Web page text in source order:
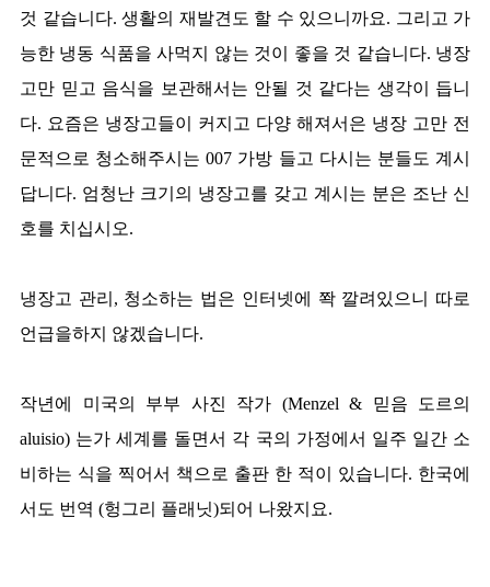
것 같습니다. 생활의 재발견도 할 수 있으니까요. 그리고 가
능한 냉동 식품을 사먹지 않는 것이 좋을 것 같습니다. 냉장
고만 믿고 음식을 보관해서는 안될 것 같다는 생각이 듭니
다. 요즘은 냉장고들이 커지고 다양 해져서은 냉장 고만 전
문적으로 청소해주시는 007 가방 들고 다시는 분들도 계시
답니다. 엄청난 크기의 냉장고를 갖고 계시는 분은 조난 신
호를 치십시오.
냉장고 관리, 청소하는 법은 인터넷에 쫙 깔려있으니 따로
언급을하지 않겠습니다.
작년에 미국의 부부 사진 작가 (Menzel & 믿음 도르의
aluisio) 는가 세계를 돌면서 각 국의 가정에서 일주 일간 소
비하는 식을 찍어서 책으로 출판 한 적이 있습니다. 한국에
서도 번역 (헝그리 플래닛)되어 나왔지요.